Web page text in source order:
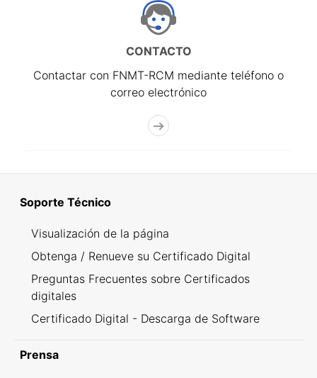
CONTACTO
Contactar con FNMT-RCM mediante teléfono o
correo electrónico
Soporte Técnico
Visualización de la página
Obtenga / Renueve su Certificado Digital
Preguntas Frecuentes sobre Certificados
digitales
Certificado Digital - Descarga de Software
Prensa